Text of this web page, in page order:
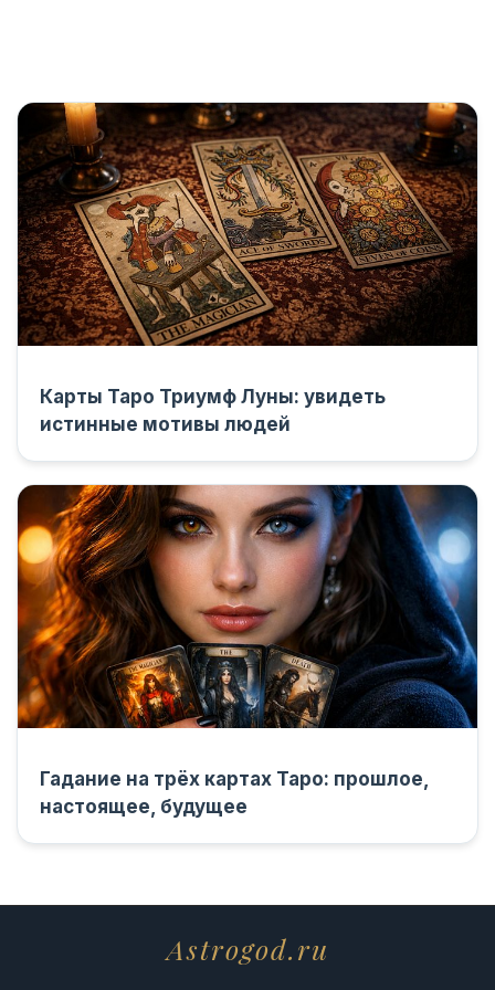
Карты Таро Триумф Луны: увидеть
истинные мотивы людей
Гадание на трёх картах Таро: прошлое,
настоящее, будущее
Astrogod.ru